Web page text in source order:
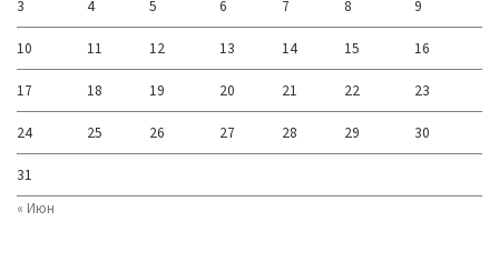
3 4 5 6 7 8 9
10 11 12 13 14 15 16
17 18 19 20 21 22 23
24 25 26 27 28 29 30
31
« Июн